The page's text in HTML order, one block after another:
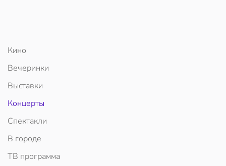
Кино
Вечеринки
Выставки
Концерты
Спектакли
В городе
ТВ программа